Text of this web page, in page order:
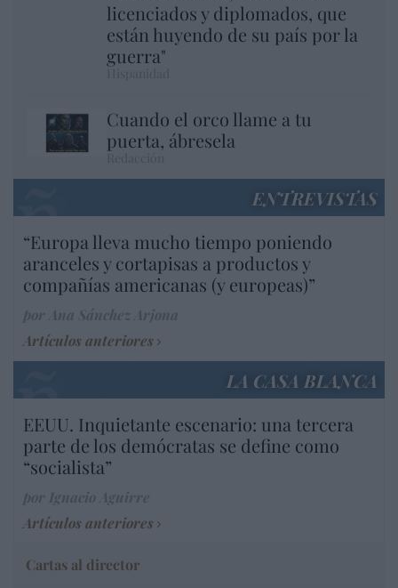
licenciados y diplomados, que
están huyendo de su país por la
guerra"
Cuando el orco llame a tu
puerta, ábresela
ENTREVISTAS
“Europa lleva mucho tiempo poniendo
aranceles y cortapisas a productos y
compañías americanas (y europeas)”
Artículos anteriores
LA CASA BLANCA
EEUU. Inquietante escenario: una tercera
parte de los demócratas se define como
“socialista”
Artículos anteriores
Cartas al director